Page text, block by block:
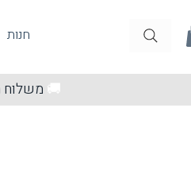
חנות
🚚 משלוח